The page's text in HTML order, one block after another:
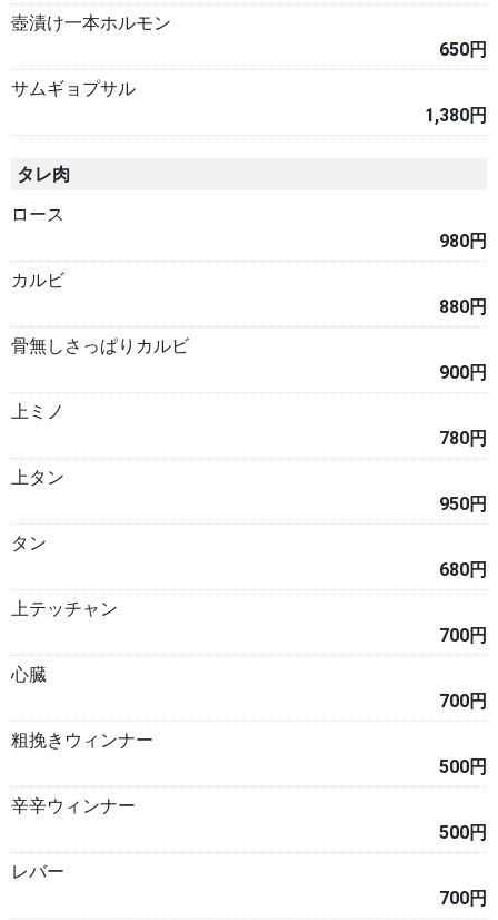
壺漬け一本ホルモン
650円
サムギョプサル
1,380円
タレ肉
ロース
980円
カルビ
880円
骨無しさっぱりカルビ
900円
上ミノ
780円
上タン
950円
タン
680円
上テッチャン
700円
心臓
700円
粗挽きウィンナー
500円
辛辛ウィンナー
500円
レバー
700円